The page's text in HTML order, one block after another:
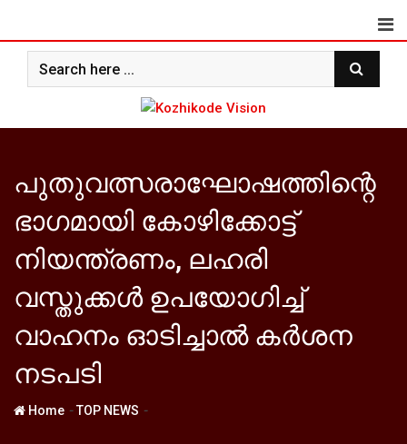
content
പുതുവത്സരാഘോഷത്തിന്റെ
ഭാഗമായി കോഴിക്കോട്ട്
നിയന്ത്രണം, ലഹരി
വസ്തുക്കള്‍ ഉപയോഗിച്ച്
വാഹനം ഓടിച്ചാല്‍ കര്‍ശന
നടപടി
Home -TOP NEWS -